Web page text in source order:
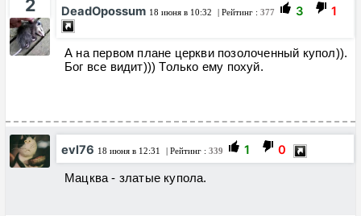
2 DeadOpossum 18 июня в 10:32 | Рейтинг : 377 3 1
А на первом плане церкви позолоченный купол)).
Бог все видит))) Только ему похуй.
evl76 18 июня в 12:31 | Рейтинг : 339 1 0
Мацква - златые купола.